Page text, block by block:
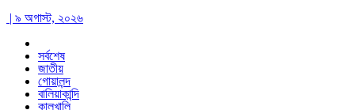
| ৯ অগাস্ট, ২০২৬
সর্বশেষ
জাতীয়
গোয়ালন্দ
বালিয়াকান্দি
কালুখালি